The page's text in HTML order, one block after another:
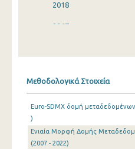
2018
2017
2013
2012
Μεθοδολογικά Στοιχεία
Euro-SDMX δομή
)
Ενιαία Μορφή Δομής
(2007 - 2022)